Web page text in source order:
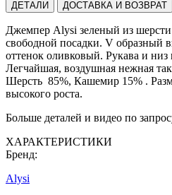
ДЕТАЛИ ДОСТАВКА И ВОЗВРАТ
Джемпер Alysi зеленый из
свободной посадки. V образный
оттенок оливковый. Рукава и низ
Легчайшая, воздушная нежная
Шерсть 85%, Кашемир 15% .
высокого роста.
Больше деталей и видео по
ХАРАКТЕРИСТИКИ
Бренд:
Alysi